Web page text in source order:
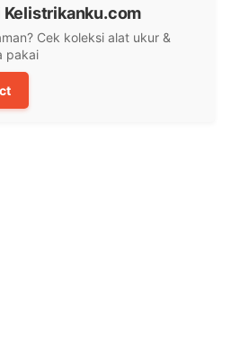
Kelistrikanku.com
Cek koleksi alat ukur &
pakai